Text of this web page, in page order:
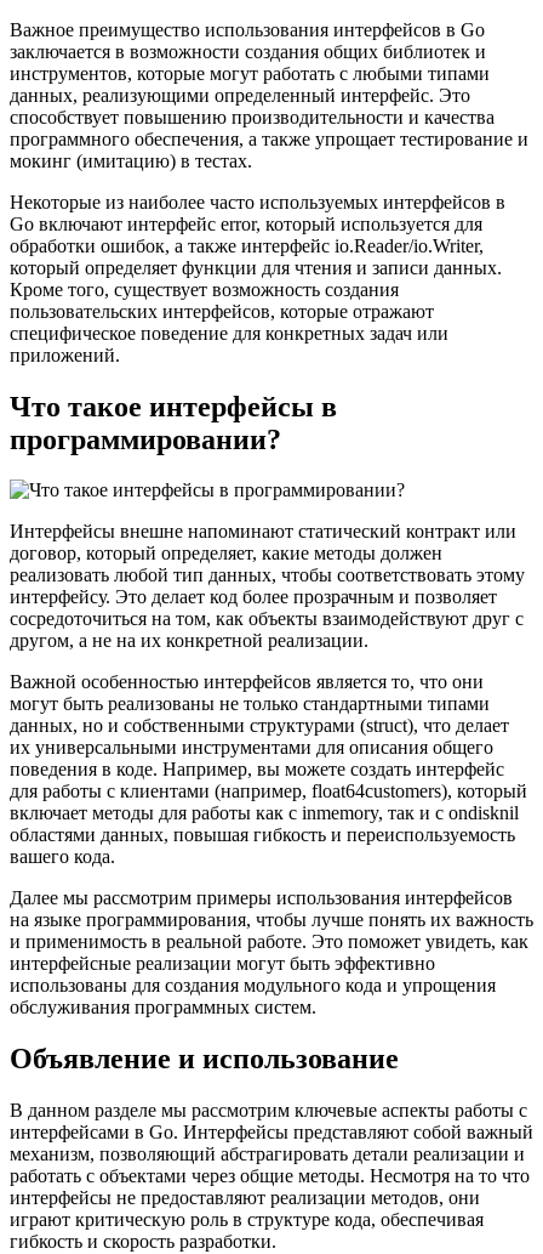
Важное преимущество использования интерфейсов в Go
заключается в возможности создания общих библиотек и
инструментов, которые могут работать с любыми типами
данных, реализующими определенный интерфейс. Это
способствует повышению производительности и качества
программного обеспечения, а также упрощает тестирование и
мокинг (имитацию) в тестах.
Некоторые из наиболее часто используемых интерфейсов в
Go включают интерфейс error, который используется для
обработки ошибок, а также интерфейс io.Reader/io.Writer,
который определяет функции для чтения и записи данных.
Кроме того, существует возможность создания
пользовательских интерфейсов, которые отражают
специфическое поведение для конкретных задач или
приложений.
Что такое интерфейсы в
программировании?
Интерфейсы внешне напоминают статический контракт или
договор, который определяет, какие методы должен
реализовать любой тип данных, чтобы соответствовать этому
интерфейсу. Это делает код более прозрачным и позволяет
сосредоточиться на том, как объекты взаимодействуют друг с
другом, а не на их конкретной реализации.
Важной особенностью интерфейсов является то, что они
могут быть реализованы не только стандартными типами
данных, но и собственными структурами (struct), что делает
их универсальными инструментами для описания общего
поведения в коде. Например, вы можете создать интерфейс
для работы с клиентами (например, float64customers), который
включает методы для работы как с inmemory, так и с ondisknil
областями данных, повышая гибкость и переиспользуемость
вашего кода.
Далее мы рассмотрим примеры использования интерфейсов
на языке программирования, чтобы лучше понять их важность
и применимость в реальной работе. Это поможет увидеть, как
интерфейсные реализации могут быть эффективно
использованы для создания модульного кода и упрощения
обслуживания программных систем.
Объявление и использование
В данном разделе мы рассмотрим ключевые аспекты работы с
интерфейсами в Go. Интерфейсы представляют собой важный
механизм, позволяющий абстрагировать детали реализации и
работать с объектами через общие методы. Несмотря на то что
интерфейсы не предоставляют реализации методов, они
играют критическую роль в структуре кода, обеспечивая
гибкость и скорость разработки.